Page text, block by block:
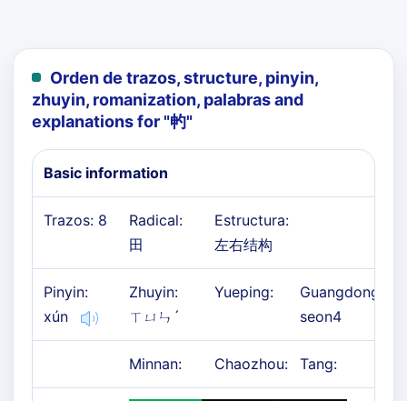
Orden de trazos, structure, pinyin,
zhuyin, romanization, palabras and
explanations for "畃"
Basic information
Trazos: 8
Radical:
田
Estructura:
左右结构
Pinyin:
xún
Zhuyin:
ㄒㄩㄣˊ
Yueping:
Guangdong:
seon4
Minnan: Chaozhou: Tang: